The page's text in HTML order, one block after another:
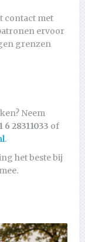
contact met
ervoor
grenzen
Neem
6 28311033 of
.
het beste bij